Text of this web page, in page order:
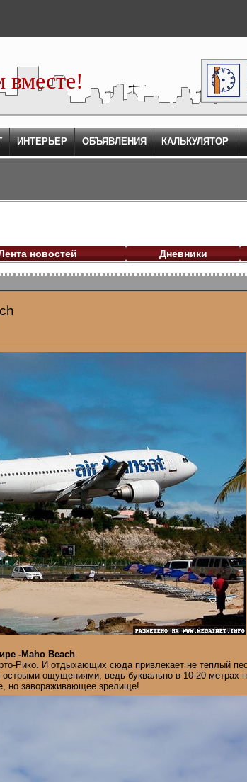
вместе!
ИНТЕРЬЕР ОБЪЯВЛЕНИЯ КАЛЬКУЛЯТОР
новостей Дневники
-Maho Beach
Рико. И отдыхающих сюда привлекает не теплый
ощущениями, ведь буквально в 10-20 метрах
но завораживающее зрелище!